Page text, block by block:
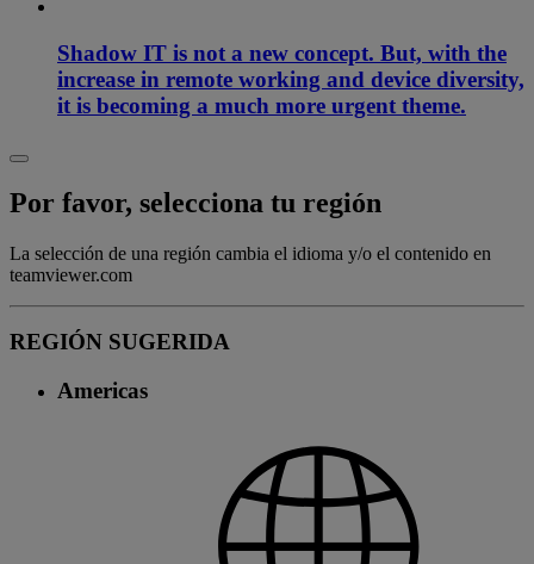
Shadow IT is not a new concept. But, with the
increase in remote working and device diversity,
it is becoming a much more urgent theme.
Por favor, selecciona tu región
La selección de una región cambia el idioma y/o el contenido en
teamviewer.com
REGIÓN SUGERIDA
Americas